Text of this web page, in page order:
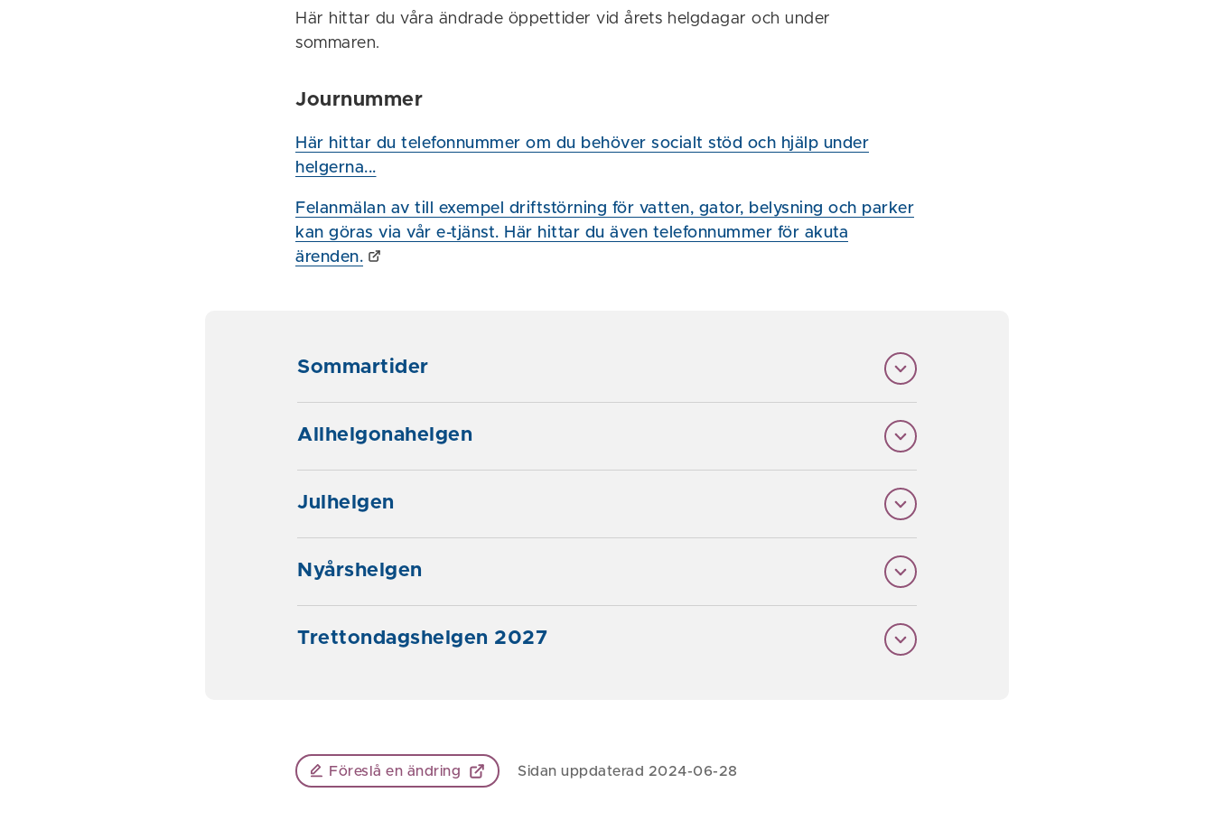
Här hittar du våra ändrade öppettider vid årets helgdagar och under
sommaren.
Journummer
Här hittar du telefonnummer om du behöver socialt stöd och hjälp under
helgerna...
Felanmälan av till exempel driftstörning för vatten, gator, belysning och parker
kan göras via vår e-tjänst. Här hittar du även telefonnummer för akuta
ärenden.
Sommartider
Allhelgonahelgen
Julhelgen
Nyårshelgen
Trettondagshelgen 2027
Föreslå en ändring Sidan uppdaterad 2024-06-28